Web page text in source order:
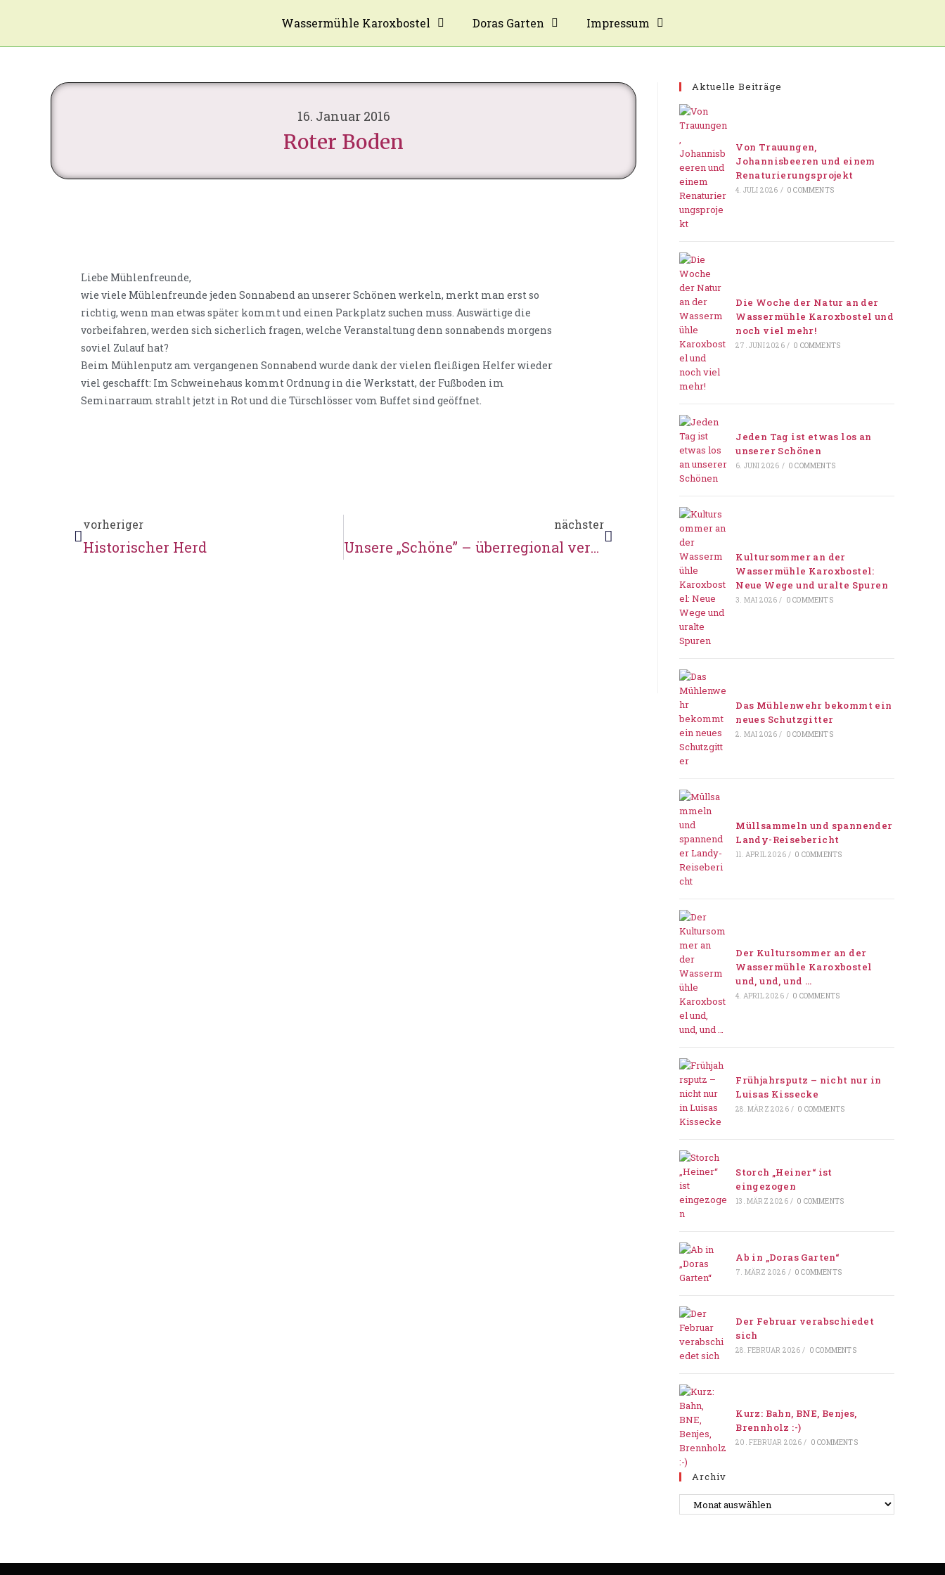
Wassermühle Karoxbostel Doras Garten Impressum
16. Januar 2016
Roter Boden
Liebe Mühlenfreunde,
wie viele Mühlenfreunde jeden Sonnabend an unserer Schönen werkeln, merkt man erst so
richtig, wenn man etwas später kommt und einen Parkplatz suchen muss. Auswärtige die
vorbeifahren, werden sich sicherlich fragen, welche Veranstaltung denn sonnabends morgens
soviel Zulauf hat?
Beim Mühlenputz am vergangenen Sonnabend wurde dank der vielen fleißigen Helfer wieder
viel geschafft: Im Schweinehaus kommt Ordnung in die Werkstatt, der Fußboden im
Seminarraum strahlt jetzt in Rot und die Türschlösser vom Buffet sind geöffnet.
vorheriger
Historischer Herd
nächster
Unsere „Schöne” – überregional vertreten
Aktuelle Beiträge
Von Trauungen,
Johannisbeeren und einem
Renaturierungsprojekt
4. JULI 2026 / 0 COMMENTS
Die Woche der Natur an der
Wassermühle Karoxbostel und
noch viel mehr!
27. JUNI 2026 / 0 COMMENTS
Jeden Tag ist etwas los an
unserer Schönen
6. JUNI 2026 / 0 COMMENTS
Kultursommer an der
Wassermühle Karoxbostel:
Neue Wege und uralte Spuren
3. MAI 2026 / 0 COMMENTS
Das Mühlenwehr bekommt ein
neues Schutzgitter
2. MAI 2026 / 0 COMMENTS
Müllsammeln und spannender
Landy-Reisebericht
11. APRIL 2026 / 0 COMMENTS
Der Kultursommer an der
Wassermühle Karoxbostel
und, und, und …
4. APRIL 2026 / 0 COMMENTS
Frühjahrsputz – nicht nur in
Luisas Kissecke
28. MÄRZ 2026 / 0 COMMENTS
Storch „Heiner“ ist
eingezogen
13. MÄRZ 2026 / 0 COMMENTS
Ab in „Doras Garten“
7. MÄRZ 2026 / 0 COMMENTS
Der Februar verabschiedet
sich
28. FEBRUAR 2026 / 0 COMMENTS
Kurz: Bahn, BNE, Benjes,
Brennholz :-)
20. FEBRUAR 2026 / 0 COMMENTS
Archiv